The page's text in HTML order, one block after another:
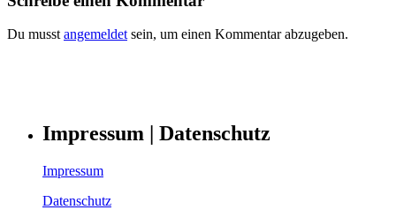
Du musstangemeldetsein, um einen Kommentar abzugeben.
Impressum | Datenschutz
Impressum
Datenschutz